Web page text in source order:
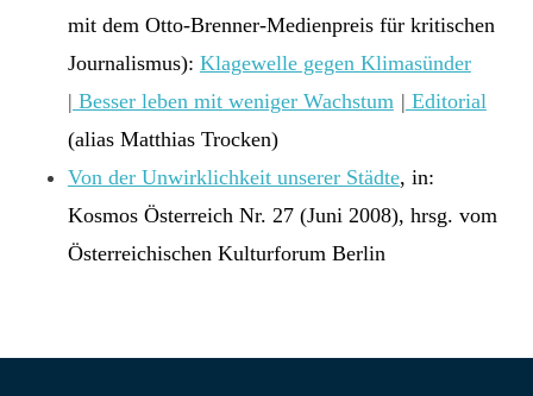
mit dem Otto-Brenner-Medienpreis für kritischen
Journalismus): Klagewelle gegen Klimasünder
| Besser leben mit weniger Wachstum | Editorial
(alias Matthias Trocken)
Von der Unwirklichkeit unserer Städte, in:
Kosmos Österreich Nr. 27 (Juni 2008), hrsg. vom
Österreichischen Kulturforum Berlin